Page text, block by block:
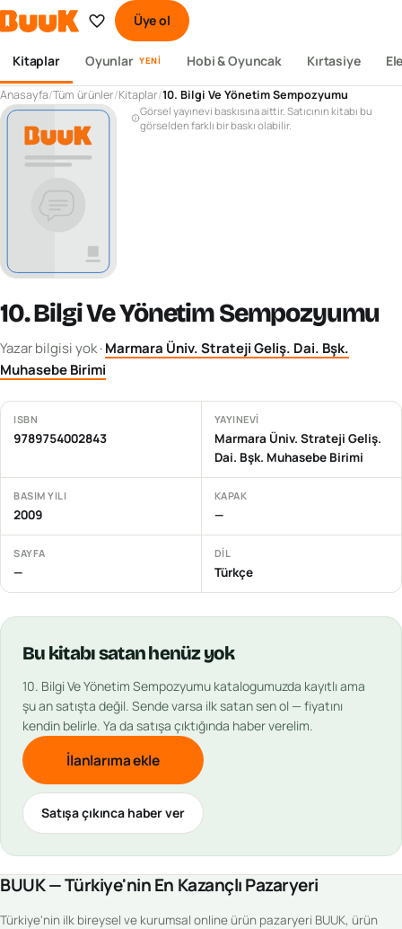
Üye ol
Kitaplar Oyunlar YENI Hobi & Oyuncak Kırtasiye
Anasayfa/Tüm ürünler/Kitaplar/10. Bilgi Ve Yönetim Sempozyumu
Görsel yayınevi baskısına aittir. Satıcının kitabı bu
görselden farklı bir baskı olabilir.
10. Bilgi Ve Yönetim Sempozyumu
Yazar bilgisi yok·Marmara Üniv. Strateji Geliş. Dai. Bşk.
Muhasebe Birimi
ISBN
9789754002843
YAYINEVI
Marmara Üniv. Strateji Geliş.
Dai. Bşk. Muhasebe Birimi
BASIM YILI
2009
KAPAK
—
SAYFA
—
DIL
Türkçe
Bu kitabısatan henüz yok
10. Bilgi Ve Yönetim Sempozyumu katalogumuzda kayıtlı ama
şu an satışta değil. Sende varsa ilk satan sen ol — fiyatını
kendin belirle. Ya da satışa çıktığında haber verelim.
İlanlarıma ekle
Satışa çıkınca haber ver
BUUK — Türkiye'nin En Kazançlı Pazaryeri
Türkiye'nin ilk bireysel ve kurumsal online ürün pazaryeri BUUK, ürün